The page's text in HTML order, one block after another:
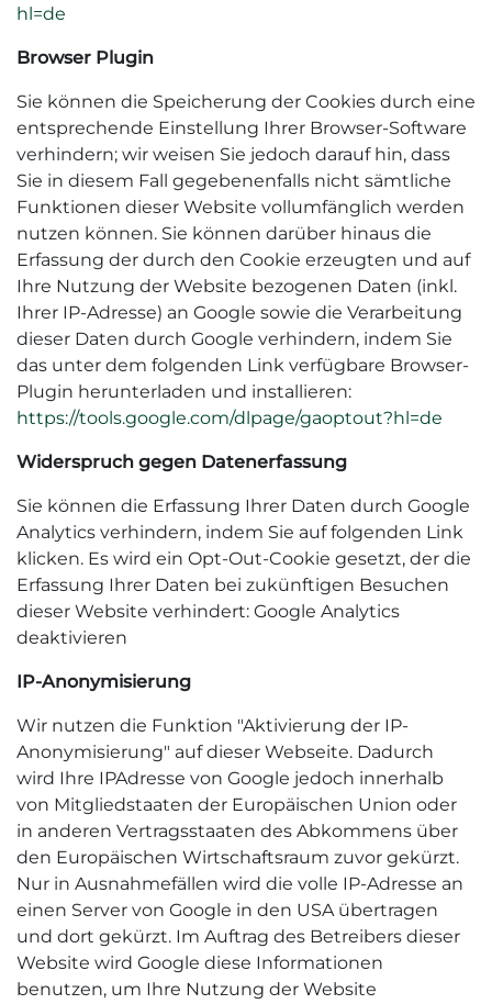
hl=de
Browser Plugin
Sie können die Speicherung der Cookies durch eine
entsprechende Einstellung Ihrer Browser-Software
verhindern; wir weisen Sie jedoch darauf hin, dass
Sie in diesem Fall gegebenenfalls nicht sämtliche
Funktionen dieser Website vollumfänglich werden
nutzen können. Sie können darüber hinaus die
Erfassung der durch den Cookie erzeugten und auf
Ihre Nutzung der Website bezogenen Daten (inkl.
Ihrer IP-Adresse) an Google sowie die Verarbeitung
dieser Daten durch Google verhindern, indem Sie
das unter dem folgenden Link verfügbare Browser-
Plugin herunterladen und installieren:
https://tools.google.com/dlpage/gaoptout?hl=de
Widerspruch gegen Datenerfassung
Sie können die Erfassung Ihrer Daten durch Google
Analytics verhindern, indem Sie auf folgenden Link
klicken. Es wird ein Opt-Out-Cookie gesetzt, der die
Erfassung Ihrer Daten bei zukünftigen Besuchen
dieser Website verhindert: Google Analytics
deaktivieren
IP-Anonymisierung
Wir nutzen die Funktion "Aktivierung der IP-
Anonymisierung" auf dieser Webseite. Dadurch
wird Ihre IPAdresse von Google jedoch innerhalb
von Mitgliedstaaten der Europäischen Union oder
in anderen Vertragsstaaten des Abkommens über
den Europäischen Wirtschaftsraum zuvor gekürzt.
Nur in Ausnahmefällen wird die volle IP-Adresse an
einen Server von Google in den USA übertragen
und dort gekürzt. Im Auftrag des Betreibers dieser
Website wird Google diese Informationen
benutzen, um Ihre Nutzung der Website